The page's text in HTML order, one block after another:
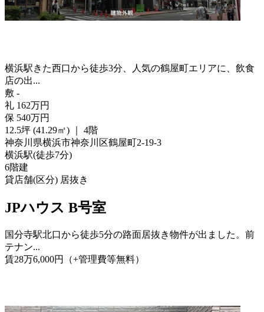
横浜駅きた西口から徒歩3分、人気の鶴屋町エリアに、飲食
店の出...
敷 -
礼 162万円
保 540万円
12.5坪 (41.29㎡)
4階
神奈川県横浜市神奈川区鶴屋町2-19-3
横浜駅(徒歩7分)
6階建
貸店舗(区分) 居抜き
JPハウス B号室
国分寺駅北口から徒歩5分の路面居抜き物件が出ました。前
テナン...
賃28万6,000円 （+管理費等無料）